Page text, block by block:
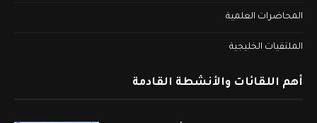
المحاضرات العلمية
الملتقيات الخليجية
أهم اللقائات والأنشطة القادمة